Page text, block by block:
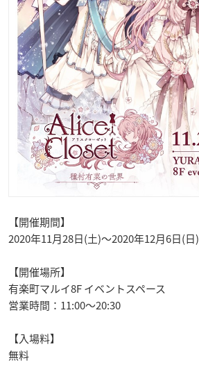
【開催期間】
2020年11月28日(土)～2020年12月6日(日)
【開催場所】
有楽町マルイ8F イベントスペース
営業時間：11:00～20:30
【入場料】
無料